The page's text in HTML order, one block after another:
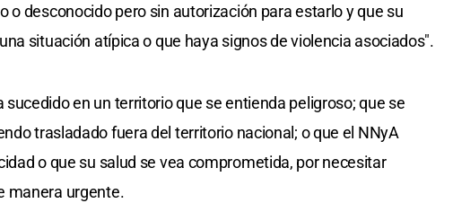
o desconocido pero sin autorización para estarlo y que su
situación atípica o que haya signos de violencia asociados".
en un territorio que se entienda peligroso; que se
trasladado fuera del territorio nacional; o que el NNyA
o que su salud se vea comprometida, por necesitar
manera urgente.